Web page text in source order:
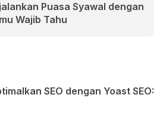
Puasa Syawal dengan
Wajib Tahu
SEO dengan Yoast SEO: